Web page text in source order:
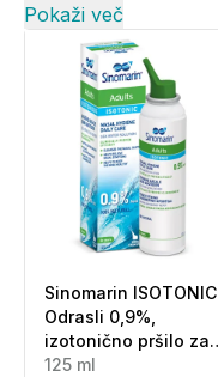
Pokaži več
Sinomarin ISOTONIC
Odrasli 0,9%,
izotonično pršilo za
odrasle (125 ml)
125 ml